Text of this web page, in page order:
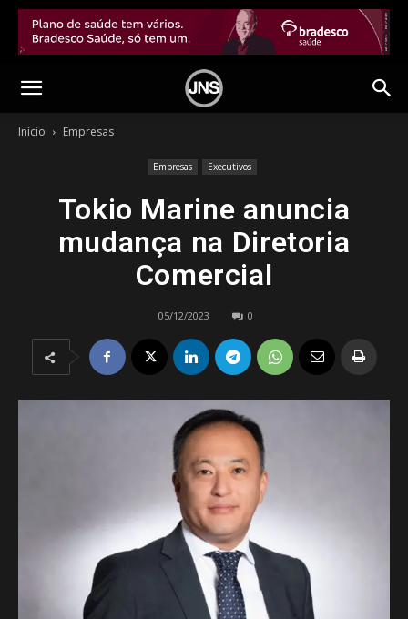
Início Empresas
Empresas Executivos
Tokio Marine anuncia
mudança na Diretoria
Comercial
05/12/2023 0